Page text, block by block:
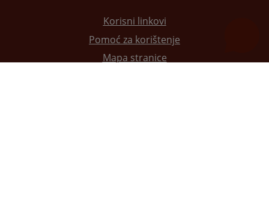
Korisni linkovi
Pomoć za korištenje
Mapa stranice